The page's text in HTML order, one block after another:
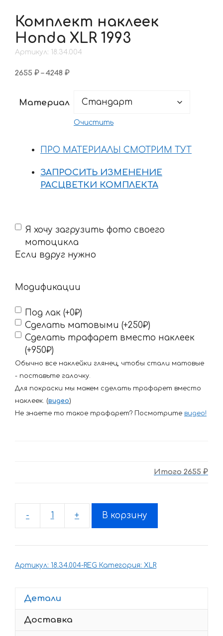
Комплект наклеек
Honda XLR 1993
Артикул: 18.34.004
2655 ₽ – 4248 ₽Диапазон
–
Материал
Очистить
ПРО МАТЕРИАЛЫ СМОТРИМ ТУТ
ЗАПРОСИТЬ ИЗМЕНЕНИЕ
РАСЦВЕТКИ КОМПЛЕКТА
Если
вдруг
нужно
Я хочу загрузить фото своего
мотоцикла
Если вдруг нужно
Модификации
Под лак (+0₽)
Сделать матовыми (+250₽)
Сделать трафарет вместо наклеек
(+950₽)
Обычно все наклейки глянец, чтобы стали матовые
- поставьте галочку.
Для покраски мы можем сделать трафарет вместо
наклеек. (видео)
Не знаете то такое трафарет? Посмотрите видео!
Итого 2655 ₽
-
Количество
Комплект
Honda
+ В корзину
Артикул: 18.34.004-REG Категория: XLR
Детали
Доставка